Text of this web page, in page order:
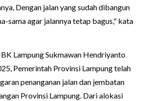
Dengan jalan yang sudah dibangun
sama agar jalannya tetap bagus," kata
Lampung Sukmawan Hendriyanto
Pemerintah Provinsi Lampung telah
penanganan jalan dan jembatan
Provinsi Lampung. Dari alokasi